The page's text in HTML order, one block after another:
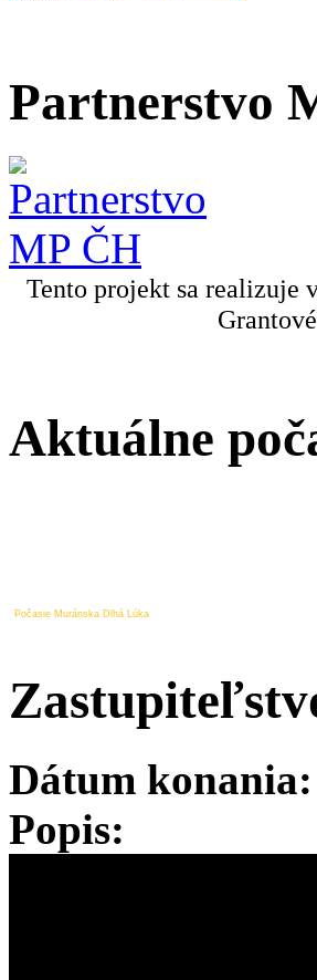
Partnerstvo
Tento projekt sa realizuje
Aktuálne
Počasie Muránska Dlhá Lúka
Dátum konania:
Popis: